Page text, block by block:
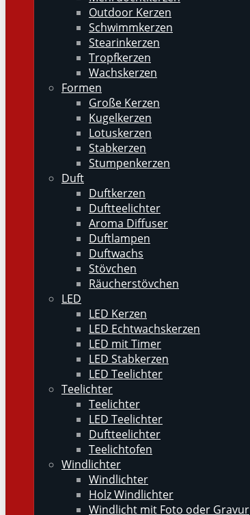
Outdoor Kerzen
Schwimmkerzen
Stearinkerzen
Tropfkerzen
Wachskerzen
Formen
Große Kerzen
Kugelkerzen
Lotuskerzen
Stabkerzen
Stumpenkerzen
Duft
Duftkerzen
Duftteelichter
Aroma Diffuser
Duftlampen
Duftwachs
Stövchen
Räucherstövchen
LED
LED Kerzen
LED Echtwachskerzen
LED mit Timer
LED Stabkerzen
LED Teelichter
Teelichter
Teelichter
LED Teelichter
Duftteelichter
Teelichtofen
Windlichter
Windlichter
Holz Windlichter
Windlicht mit Foto oder Gravur